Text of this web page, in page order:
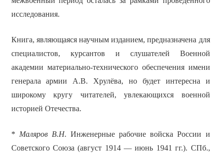
исследования.
Книга, являющаяся научным изданием, предназначена для
специалистов, курсантов и слушателей Военной
академии материально-технического обеспечения имени
генерала армии А.В. Хрулёва, но будет интересна и
широкому кругу читателей, увлекающихся военной
историей Отечества.
* Маляров В.Н. Инженерные рабочие войска России и
Советского Союза (август 1914 — июнь 1941 гг.). СПб.,